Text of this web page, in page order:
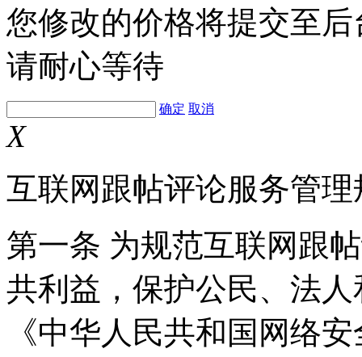
您修改的价格将提交至
请耐心等待
确定 取消
X
互联网跟帖评论服务管理
第一条 为规范互联网跟
共利益，保护公民、法
《中华人民共和国网络